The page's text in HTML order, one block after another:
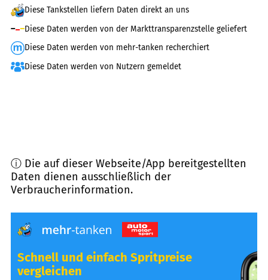
Diese Tankstellen liefern Daten direkt an uns
Diese Daten werden von der Markttransparenzstelle geliefert
Diese Daten werden von mehr-tanken recherchiert
Diese Daten werden von Nutzern gemeldet
ⓘ Die auf dieser Webseite/App bereitgestellten
Daten dienen ausschließlich der
Verbraucherinformation.
Schnell und einfach Spritpreise
vergleichen